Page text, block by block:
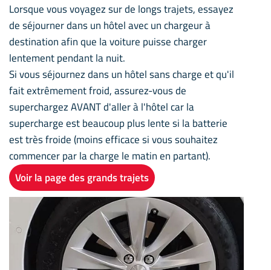
Lorsque vous voyagez sur de longs trajets, essayez
de séjourner dans un hôtel avec un chargeur à
destination afin que la voiture puisse charger
lentement pendant la nuit.
Si vous séjournez dans un hôtel sans charge et qu'il
fait extrêmement froid, assurez-vous de
superchargez AVANT d'aller à l'hôtel car la
supercharge est beaucoup plus lente si la batterie
est très froide (moins efficace si vous souhaitez
commencer par la charge le matin en partant).
Voir la page des grands trajets